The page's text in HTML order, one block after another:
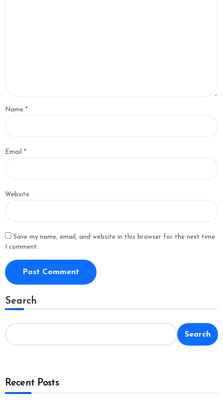
Name *
Email *
Website
Save my name, email, and website in this browser for the next time
I comment.
Search
Search
Recent Posts